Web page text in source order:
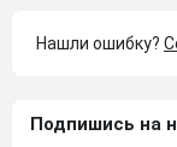
Нашли ошибку?
Подпишись на